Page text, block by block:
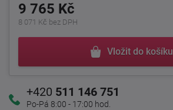
9 765 Kč
8 071 Kč bez DPH
Vložit do košíku
+420 511 146 751
Po-Pá 8:00 - 17:00 hod.